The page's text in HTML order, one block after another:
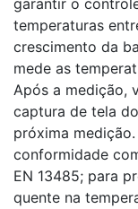
garantir o
temperaturas
crescimento da
mede as
Após a medição,
captura de tela
próxima
conformidade
EN 13485; para
quente na